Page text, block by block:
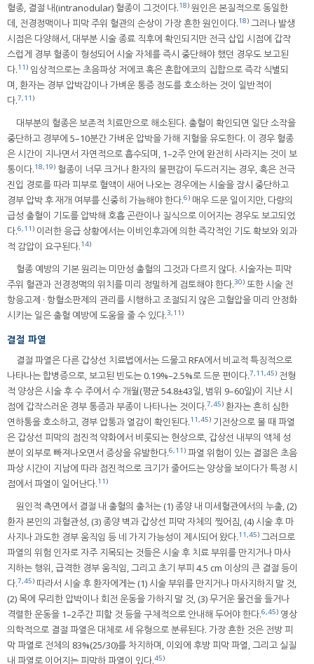
혈종, 결절 내(intranodular) 혈종이 그것이다.18) 원인은 본질적으로 동일한
데, 전경정맥이나 피막 주위 혈관의 손상이 가장 흔한 원인이다.18) 그러나 발생
시점은 다양해서, 대부분 시술 종료 직후에 확인되지만 전극 삽입 시점에 갑작
스럽게 경부 혈종이 형성되어 시술 자체를 즉시 중단해야 했던 경우도 보고된
다.11 ) 임상적으로는 초음파상 저에코 혹은 혼합에코의 집합으로 즉각 식별되
며, 환자는 경부 압박감이나 가벼운 통증 정도를 호소하는 것이 일반적이
다.7,11 )
대부분의 혈종은 보존적 치료만으로 해소된다. 출혈이 확인되면 일단 소작을
중단하고 경부에 5–10분간 가벼운 압박을 가해 지혈을 유도한다. 이 경우 혈종
은 시간이 지나면서 자연적으로 흡수되며, 1–2주 안에 완전히 사라지는 것이 보
통이다.18,19) 혈종이 너무 크거나 환자의 불편감이 두드러지는 경우, 혹은 전극
진입 경로를 따라 피부로 혈액이 새어 나오는 경우에는 시술을 잠시 중단하고
경부 압박 후 재개 여부를 신중히 가늠해야 한다.6) 매우 드문 일이지만, 다량의
급성 출혈이 기도를 압박해 호흡 곤란이나 질식으로 이어지는 경우도 보고되었
다.6,11 ) 이러한 응급 상황에서는 이비인후과에 의한 즉각적인 기도 확보와 외과
적 감압이 요구된다.14)
혈종 예방의 기본 원리는 미만성 출혈의 그것과 다르지 않다. 시술자는 피막
주위 혈관과 전경정맥의 위치를 미리 정밀하게 검토해야 한다.30) 또한 시술 전
항응고제 · 항혈소판제의 관리를 시행하고 조절되지 않은 고혈압을 미리 안정화
시키는 일은 출혈 예방에 도움을 줄 수 있다.3,11 )
결절 파열
결절 파열은 다른 갑상선 치료법에서는 드물고 RFA에서 비교적 특징적으로
나타나는 합병증으로, 보고된 빈도는 0.19%–2.5%로 드문 편이다.7,11,45) 전형
적 양상은 시술 후 수 주에서 수 개월(평균 54.8±43일, 범위 9–60일)이 지난 시
점에 갑작스러운 경부 통증과 부종이 나타나는 것이다.7,45) 환자는 흔히 심한
연하통을 호소하고, 경부 압통과 열감이 확인된다.11,45) 기전상으로 볼 때 파열
은 갑상선 피막의 점진적 약화에서 비롯되는 현상으로, 갑상선 내부의 액체 성
분이 외부로 빠져나오면서 증상을 유발한다.6,11 ) 파열 위험이 있는 결절은 초음
파상 시간이 지남에 따라 점진적으로 크기가 줄어드는 양상을 보이다가 특정 시
점에서 파열이 일어난다.11 )
원인적 측면에서 결절 내 출혈의 출처는 (1) 종양 내 미세혈관에서의 누출, (2)
환자 본인의 과혈관성, (3) 종양 벽과 갑상선 피막 자체의 찢어짐, (4) 시술 후 마
사지나 과도한 경부 움직임 등 네 가지 가능성이 제시되어 왔다.11,45) 그러므로
파열의 위험 인자로 자주 지목되는 것들은 시술 후 치료 부위를 만지거나 마사
지하는 행위, 급격한 경부 움직임, 그리고 초기 부피 4.5 cm 이상의 큰 결절 등이
다.7,45) 따라서 시술 후 환자에게는 (1) 시술 부위를 만지거나 마사지하지 말 것,
(2) 목에 무리한 압박이나 회전 운동을 가하지 말 것, (3) 무거운 물건을 들거나
격렬한 운동을 1–2주간 피할 것 등을 구체적으로 안내해 두어야 한다.6,45) 영상
의학적으로 결절 파열은 대체로 세 유형으로 분류된다. 가장 흔한 것은 전방 피
막 파열로 전체의 83%(25/30)를 차지하며, 이외에 후방 피막 파열, 그리고 실질
내 파열로 이어지는 피막하 파열이 있다.45)